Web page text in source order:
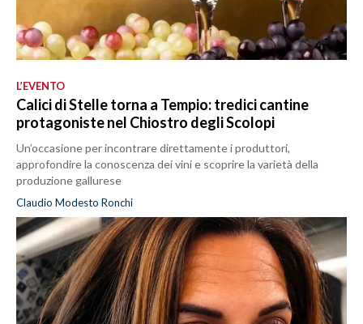
L’EVENTO
Calici di Stelle torna a Tempio: tredici cantine
protagoniste nel Chiostro degli Scolopi
Un’occasione per incontrare direttamente i produttori,
approfondire la conoscenza dei vini e scoprire la varietà della
produzione gallurese
Claudio Modesto Ronchi